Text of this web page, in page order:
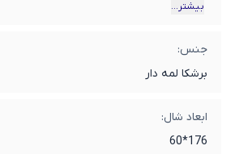
بیشتر...
جنس:
برشکا لمه دار
ابعاد شال:
176*60